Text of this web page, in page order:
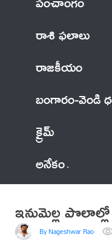
రాశి ఫలాలు
రాజకీయం
బంగారం-వెండి
క్రైమ్
అనేకం
ఇనుమెల్ల పొలాల్లో
By Nageshwar Rao